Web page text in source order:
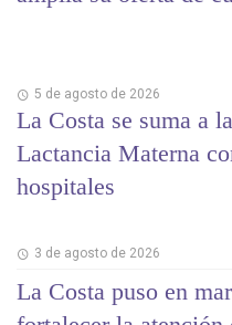
5 de agosto de 2026
La Costa se suma a
Lactancia Materna
hospitales
3 de agosto de 2026
La Costa puso en